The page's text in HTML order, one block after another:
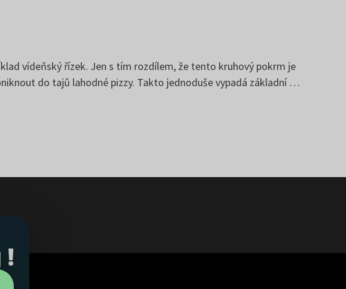
vídeňský řízek. Jen s tím rozdílem, že tento kruhový pokrm je
do tajů lahodné pizzy. Takto jednoduše vypadá základní …
!